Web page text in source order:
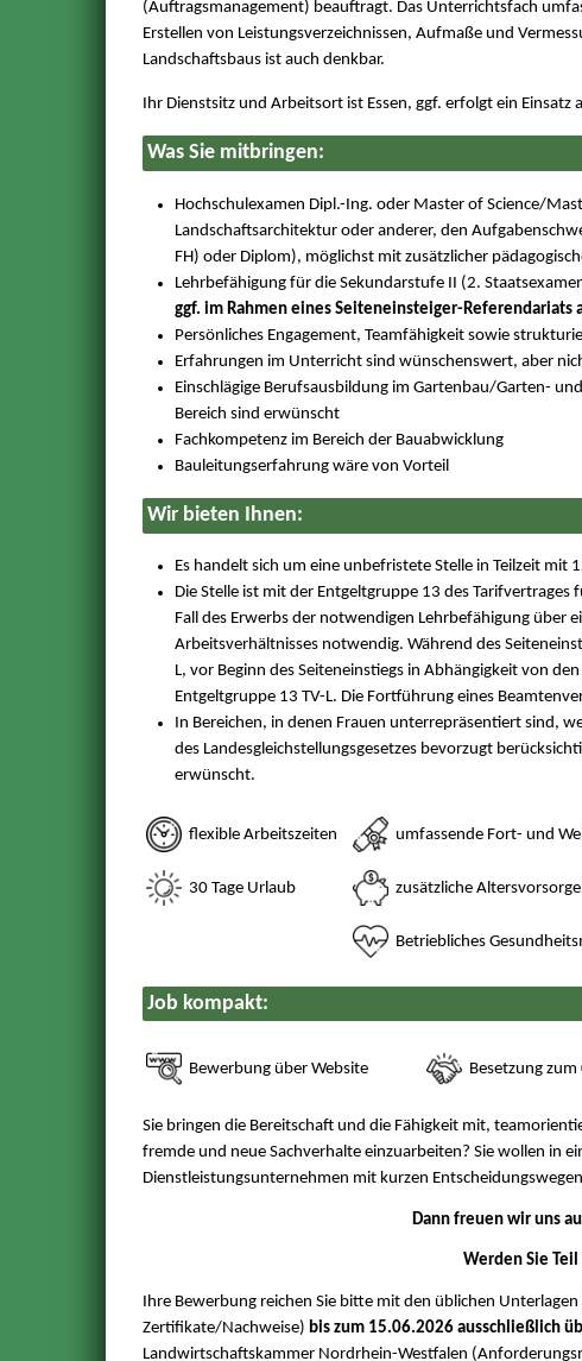
(Auftragsmanagement) beauftragt. Das Unterrichtsfach
Erstellen von Leistungsverzeichnissen, Aufmaße und
Landschaftsbaus ist auch denkbar.
Ihr Dienstsitz und Arbeitsort ist Essen, ggf. erfolgt ein
Was Sie mitbringen:
Hochschulexamen Dipl.-Ing. oder Master of Science/
Landschaftsarchitektur oder anderer, den
FH) oder Diplom), möglichst mit zusätzlicher
Lehrbefähigung für die Sekundarstufe II (2.
ggf. im Rahmen eines Seiteneinsteiger-Referendariats
Persönliches Engagement, Teamfähigkeit sowie
Erfahrungen im Unterricht sind wünschenswert, aber
Einschlägige Berufsausbildung im Gartenbau/Garten-
Bereich sind erwünscht
Fachkompetenz im Bereich der Bauabwicklung
Bauleitungserfahrung wäre von Vorteil
Wir bieten Ihnen:
Es handelt sich um eine unbefristete Stelle in Teilzeit
Die Stelle ist mit der Entgeltgruppe 13 des
Fall des Erwerbs der notwendigen Lehrbefähigung über
Arbeitsverhältnisses notwendig. Während des
L, vor Beginn des Seiteneinstiegs in Abhängigkeit von
Entgeltgruppe 13 TV-L. Die Fortführung eines
In Bereichen, in denen Frauen unterrepräsentiert sind,
des Landesgleichstellungsgesetzes bevorzugt
erwünscht.
flexible Arbeitszeiten
30 Tage Urlaub
umfassende Fort- und
zusätzliche
Betriebliches
Job kompakt:
Bewerbung über Website Besetzung
Sie bringen die Bereitschaft und die Fähigkeit mit,
fremde und neue Sachverhalte einzuarbeiten? Sie wollen in
Dienstleistungsunternehmen mit kurzen
Dann freuen wir uns
Werden Sie Teil
Ihre Bewerbung reichen Sie bitte mit den üblichen
Zertifikate/Nachweise) bis zum 15.06.2026 ausschließlich
Landwirtschaftskammer Nordrhein-Westfalen